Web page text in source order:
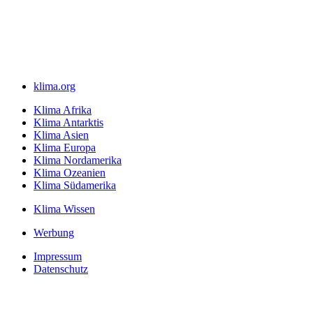
klima.org
Klima Afrika
Klima Antarktis
Klima Asien
Klima Europa
Klima Nordamerika
Klima Ozeanien
Klima Südamerika
Klima Wissen
Werbung
Impressum
Datenschutz